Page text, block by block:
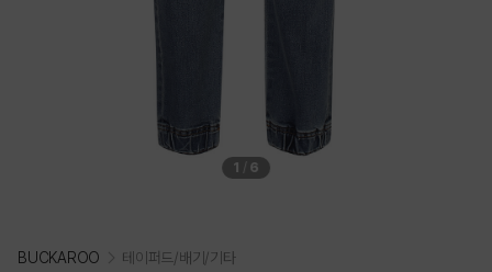
1 / 6
BUCKAROO 테이퍼드/배기/기타